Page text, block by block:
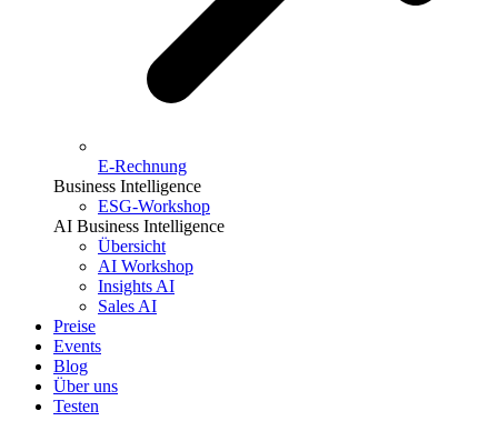
E-Rechnung
Business Intelligence
ESG-Workshop
AI Business Intelligence
Übersicht
AI Workshop
Insights AI
Sales AI
Preise
Events
Blog
Über uns
Testen